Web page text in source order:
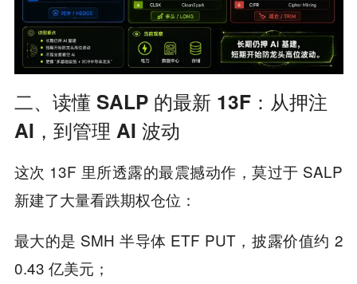
二、读懂 SALP 的最新 13F：从押注
AI，到管理 AI 波动
这次 13F 里所透露的最震撼动作，莫过于 SALP
新建了大量看跌期权仓位：
最大的是 SMH 半导体 ETF PUT，披露价值约 2
0.43 亿美元；